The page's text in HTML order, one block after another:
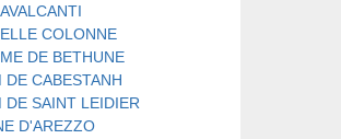
COLONNE
DE BETHUNE
DE CABESTANH
DE SAINT LEIDIER
D'AREZZO